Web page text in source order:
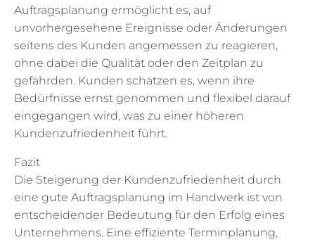
Auftragsplanung ermöglicht es, auf
unvorhergesehene Ereignisse oder Änderungen
seitens des Kunden angemessen zu reagieren,
ohne dabei die Qualität oder den Zeitplan zu
gefährden. Kunden schätzen es, wenn ihre
Bedürfnisse ernst genommen und flexibel darauf
eingegangen wird, was zu einer höheren
Kundenzufriedenheit führt.
Fazit
Die Steigerung der Kundenzufriedenheit durch
eine gute Auftragsplanung im Handwerk ist von
entscheidender Bedeutung für den Erfolg eines
Unternehmens. Eine effiziente Terminplanung,